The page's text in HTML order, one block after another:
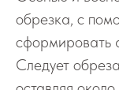
обрезка, с
сформировать
Следует